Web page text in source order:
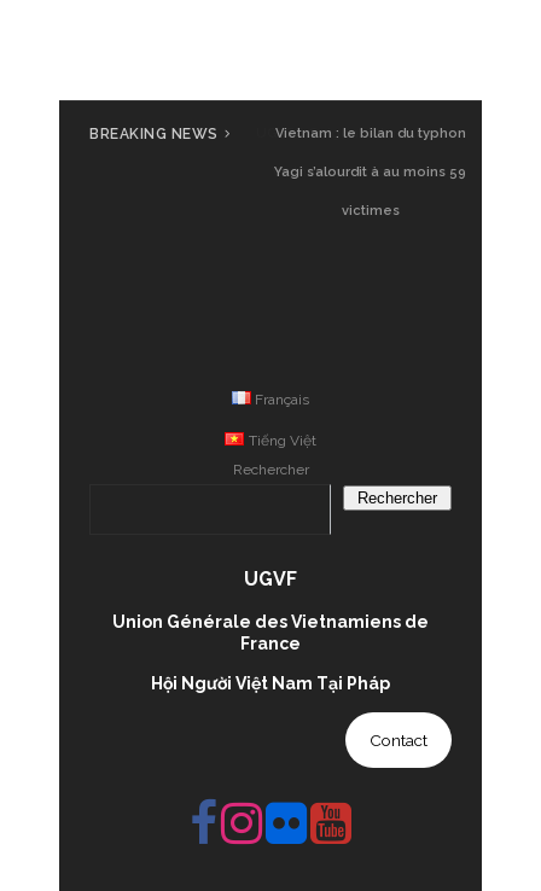
BREAKING NEWS Vietnam : le bilan du typhon
Yagi s’alourdit à au moins 59
victimes
UGVF à Saigon : Glamping
Vietnam, premier test
Français
Tiếng Việt
Rechercher
Rechercher
UGVF
Union Générale des Vietnamiens de
France
Hội Người Việt Nam Tại Pháp
Contact